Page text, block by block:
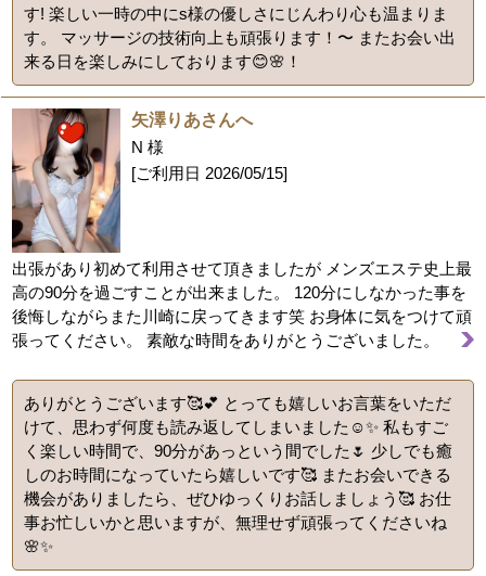
す! 楽しい一時の中にs様の優しさにじんわり心も温まりま
す。 マッサージの技術向上も頑張ります！〜 またお会い出
来る日を楽しみにしております😊🌸！
矢澤りあさんへ
N 様
[ご利用日 2026/05/15]
出張があり初めて利用させて頂きましたが メンズエステ史上最
高の90分を過ごすことが出来ました。 120分にしなかった事を
後悔しながらまた川崎に戻ってきます笑 お身体に気をつけて頑
張ってください。 素敵な時間をありがとうございました。
ありがとうございます🥰💕 とっても嬉しいお言葉をいただ
けて、思わず何度も読み返してしまいました☺️✨ 私もすご
く楽しい時間で、90分があっという間でした🌷 少しでも癒
しのお時間になっていたら嬉しいです🥰 またお会いできる
機会がありましたら、ぜひゆっくりお話しましょう🥰 お仕
事お忙しいかと思いますが、無理せず頑張ってくださいね
🌸✨